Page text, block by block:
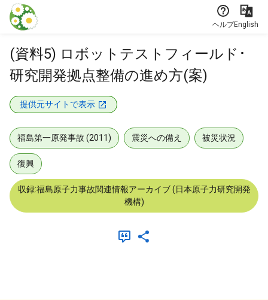
本文に飛ぶ
ヘルプEnglish
(資料5) ロボットテストフィールド･
研究開発拠点整備の進め方(案)
提供元サイトで表示
福島第一原発事故 (2011) 震災への備え 被災状況
復興
収録:福島原子力事故関連情報アーカイブ (日本原子力研究開発
機構)